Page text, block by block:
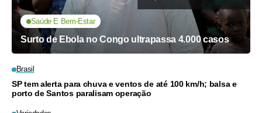
Saúde E Bem-Estar
Surto de Ebola no Congo ultrapassa 4.000 casos
Brasil
SP tem alerta para chuva e ventos de até 100 km/h; balsa e
porto de Santos paralisam operação